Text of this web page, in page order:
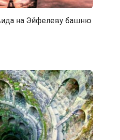
на Эйфелеву башню